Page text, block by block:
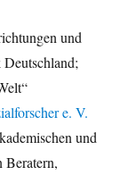
und
e. V.
und
Beratern,